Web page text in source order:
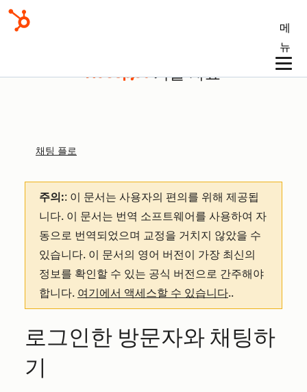
메
뉴
기술 자료
채팅 플로
주의:: 이 문서는 사용자의 편의를 위해 제공됩
니다. 이 문서는 번역 소프트웨어를 사용하여 자
동으로 번역되었으며 교정을 거치지 않았을 수
있습니다. 이 문서의 영어 버전이 가장 최신의
정보를 확인할 수 있는 공식 버전으로 간주해야
합니다. 여기에서 액세스할 수 있습니다..
로그인한 방문자와 채팅하
기